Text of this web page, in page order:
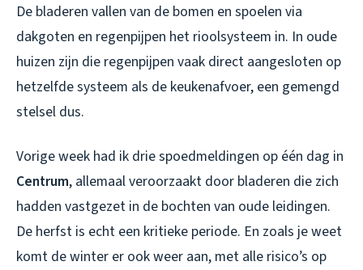
De bladeren vallen van de bomen en spoelen via
dakgoten en regenpijpen het rioolsysteem in. In oude
huizen zijn die regenpijpen vaak direct aangesloten op
hetzelfde systeem als de keukenafvoer, een gemengd
stelsel dus.
Vorige week had ik drie spoedmeldingen op één dag in
Centrum, allemaal veroorzaakt door bladeren die zich
hadden vastgezet in de bochten van oude leidingen.
De herfst is echt een kritieke periode. En zoals je weet
komt de winter er ook weer aan, met alle risico’s op